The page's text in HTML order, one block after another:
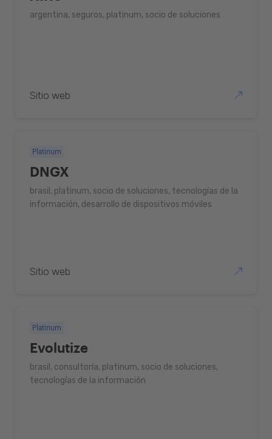
argentina, seguros, platinum, socio de soluciones
Sitio web
DNGX
brasil, platinum, socio de soluciones, tecnologías de la
información, desarrollo de dispositivos móviles
Platinum
Sitio web
Evolutize
brasil, consultoría, platinum, socio de soluciones,
tecnologías de la información
Platinum